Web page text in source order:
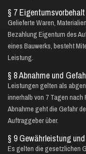
§ 7 Eigentumsvorbehalt
Gelieferte Waren,
Bezahlung Eigentum des
eines Bauwerks, besteht
Leistung.
§ 8 Abnahme und
Leistungen gelten als
innerhalb von 7 Tagen
Abnahme geht die Gefahr
Auftraggeber über.
§ 9 Gewährleistung
Es gelten die gesetzlichen